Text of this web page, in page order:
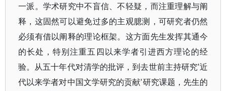
一派。学术研究中不盲信、不轻疑，而注重理解与阐
释，这固然可以避免过多的主观臆测，可研究者仍然
必须有借以阐释的理论框架。这方面先生发挥其通今
的长处，特别注重五四以来学者引进西方理论的经
验。从五十年代对清学的批评，到去世前主持研究'近
代以来学者对中国文学研究的贡献'研究课题，先生的